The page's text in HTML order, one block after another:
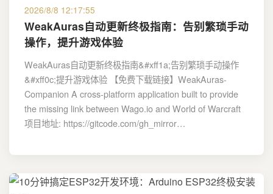
2026/8/8 12:17:55
WeakAuras自动更新终极指南：告别繁琐手动
操作，提升游戏体验
WeakAuras自动更新终极指南&#xff1a;告别繁琐手动操作
&#xff0c;提升游戏体验 【免费下载链接】WeakAuras-
Companion A cross-platform application built to provide
the missing link between Wago.io and World of Warcraft
项目地址: https://gitcode.com/gh_mirror…